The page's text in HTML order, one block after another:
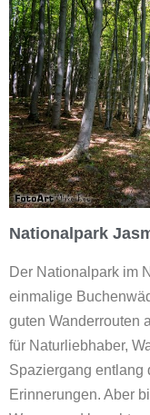
Nationalpark
Der Nationalpark im
einmalige
guten Wanderrouten
für Naturliebhaber,
Spaziergang entlang
Erinnerungen. Aber